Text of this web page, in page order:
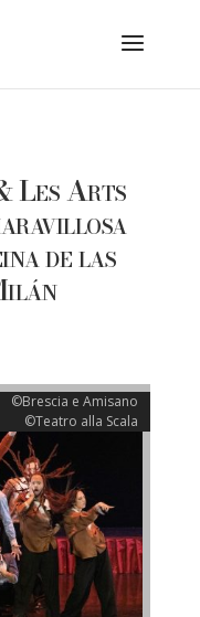
Les Arts
de las
©Brescia e Amisano
©Teatro alla Scala